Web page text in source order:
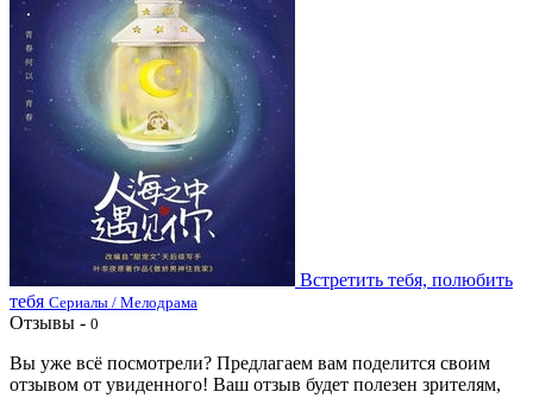
Встретить тебя, полюбить
тебя Сериалы / Мелодрама
Отзывы - 0
Вы уже всё посмотрели? Предлагаем вам поделится своим
отзывом от увиденного! Ваш отзыв будет полезен зрителям,